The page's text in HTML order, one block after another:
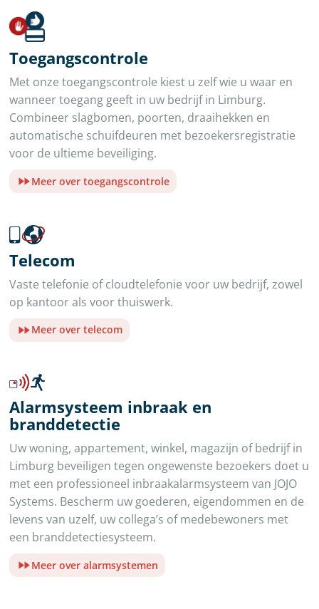
Toegangscontrole
Met onze toegangscontrole kiest u zelf wie u waar en
wanneer toegang geeft in uw bedrijf in Limburg.
Combineer slagbomen, poorten, draaihekken en
automatische schuifdeuren met bezoekersregistratie
voor de ultieme beveiliging.
Meer over toegangscontrole
Telecom
Vaste telefonie of cloudtelefonie voor uw bedrijf, zowel
op kantoor als voor thuiswerk.
Meer over telecom
Alarmsysteem inbraak en
branddetectie
Uw woning, appartement, winkel, magazijn of bedrijf in
Limburg beveiligen tegen ongewenste bezoekers doet u
met een professioneel inbraakalarmsysteem van JOJO
Systems. Bescherm uw goederen, eigendommen en de
levens van uzelf, uw collega’s of medebewoners met
een branddetectiesysteem.
Meer over alarmsystemen